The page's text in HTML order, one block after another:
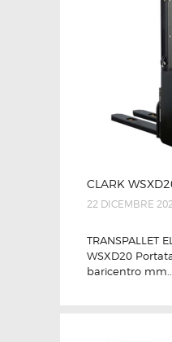
CLARK
22 DICEMBRE
TRANSPALLET
WSXD20
baricentro mm...